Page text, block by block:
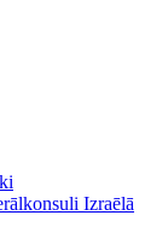
Izraēlā